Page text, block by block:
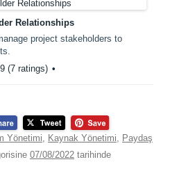
Relationships
project stakeholders to
(7 ratings)
Yönetimi Kaynak Yönetimi
Paydaş
07/08/2022 tarihinde